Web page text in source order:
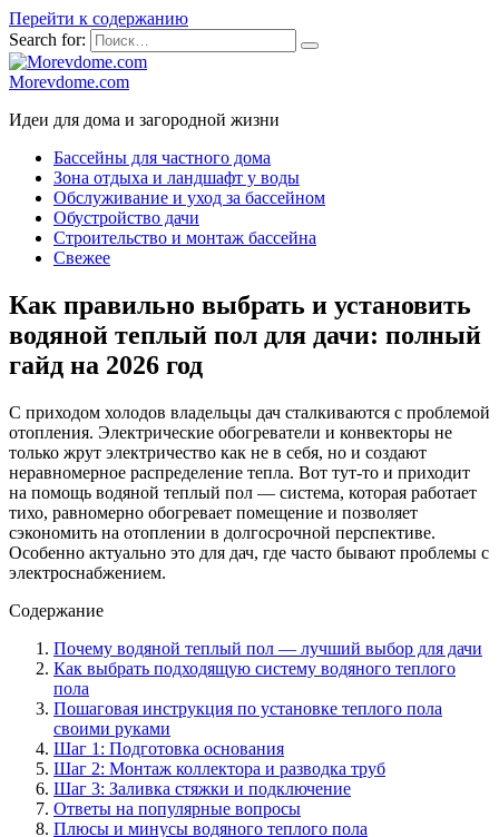
Перейти к содержанию
Search for:
Morevdome.com
Идеи для дома и загородной жизни
Бассейны для частного дома
Зона отдыха и ландшафт у воды
Обслуживание и уход за бассейном
Обустройство дачи
Строительство и монтаж бассейна
Свежее
Как правильно выбрать и установить
водяной теплый пол для дачи: полный
гайд на 2026 год
С приходом холодов владельцы дач сталкиваются с проблемой
отопления. Электрические обогреватели и конвекторы не
только жрут электричество как не в себя, но и создают
неравномерное распределение тепла. Вот тут-то и приходит
на помощь водяной теплый пол — система, которая работает
тихо, равномерно обогревает помещение и позволяет
сэкономить на отоплении в долгосрочной перспективе.
Особенно актуально это для дач, где часто бывают проблемы с
электроснабжением.
Содержание
Почему водяной теплый пол — лучший выбор для дачи
Как выбрать подходящую систему водяного теплого
пола
Пошаговая инструкция по установке теплого пола
своими руками
Шаг 1: Подготовка основания
Шаг 2: Монтаж коллектора и разводка труб
Шаг 3: Заливка стяжки и подключение
Ответы на популярные вопросы
Плюсы и минусы водяного теплого пола